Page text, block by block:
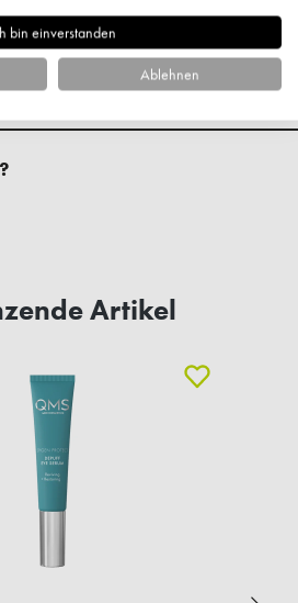
Artikel
bin einverstanden
Ablehnen